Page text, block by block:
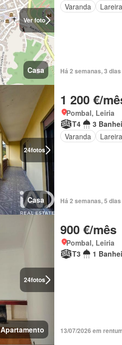
Ver foto
Casa
Varanda
Lareira
Há 2 semanas, 3
24fotos
Casa
1 200 €/
Pombal, Leiria
T4
3
Varanda
Lareira
Há 2 semanas, 5
24fotos
Apartamento
900 €/mês
Pombal, Leiria
T3
1
13/07/2026 em